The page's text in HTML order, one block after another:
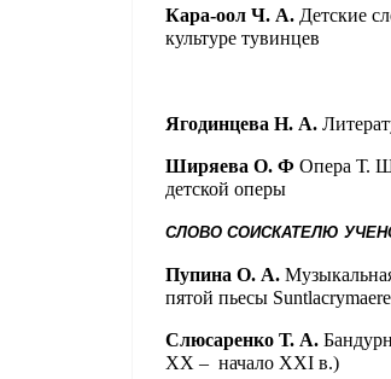
Кара-оол Ч. А. Детские
культуре тувинцев
Ягодинцева Н. А.
Ширяева О. ФОпера Т.
детской оперы
СЛОВО СОИСКАТЕЛЮ
Пупина О. А.
пятой пьесы Suntlacrymae
Слюсаренко Т. А.
XX – начало XXI в.)